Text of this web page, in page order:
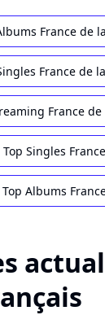
France de
France de
France
Singles
Albums